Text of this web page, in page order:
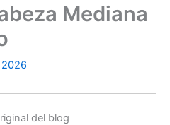
Mediana
del blog